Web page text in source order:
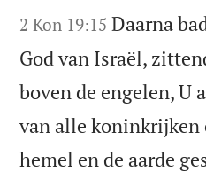
2 Kon 19:15 Daarna
God van Israël,
boven de engelen, U
van alle koninkrijken
hemel en de aarde